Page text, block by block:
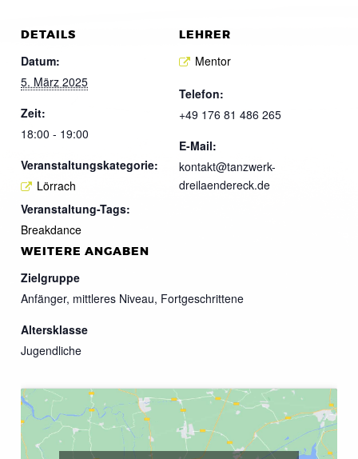
DETAILS
Datum:
5. März 2025
Zeit:
18:00 - 19:00
Veranstaltungskategorie:
Lörrach
Veranstaltung-Tags:
Breakdance
LEHRER
Mentor
Telefon:
+49 176 81 486 265
E-Mail:
kontakt@tanzwerk-
dreilaendereck.de
WEITERE ANGABEN
Zielgruppe
Anfänger, mittleres Niveau, Fortgeschrittene
Altersklasse
Jugendliche